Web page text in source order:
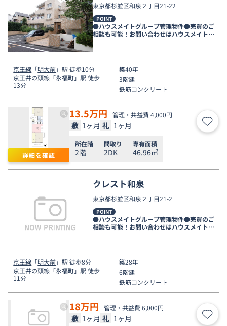
東京都杉並区和泉 ２丁目21-22
POINT
●ハウスメイトグループ管理物件●売買のご
相談も可能！お問い合わせはハウスメイトシ
ョップ下北沢店まで●
京王線 「明大前」駅 徒歩10分
京王井の頭線 「永福町」駅 徒歩
13分
築40年
3階建
鉄筋コンクリート
詳細を確認
13.5万円 管理・共益費 4,000円
敷 1ヶ月 礼 1ヶ月 お気
所在階
2階
間取り
2DK
専有面積
46.96㎡
クレスト和泉
東京都杉並区和泉 ２丁目21-2
POINT
●ハウスメイトグループ管理物件●売買のご
相談も可能！お問い合わせはハウスメイトシ
京王線 「明大前」駅 徒歩8分
京王井の頭線 「永福町」駅 徒歩
11分
築28年
6階建
鉄筋コンクリート
18万円 管理・共益費 6,000円
敷 1ヶ月 礼 1ヶ月 お気